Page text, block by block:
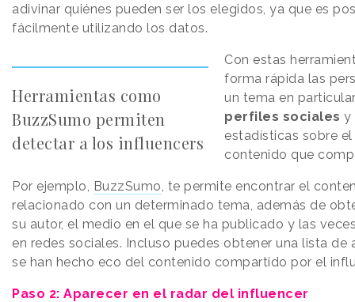
adivinar quiénes pueden ser los elegidos, ya que es
fácilmente utilizando los datos.
Herramientas como
BuzzSumo permiten
detectar a los influencers
Con estas
forma rápida las
un tema en
perfiles sociales y
estadísticas sobre
contenido que
Por ejemplo, BuzzSumo , te permite encontrar el
relacionado con un determinado tema, además de
su autor, el medio en el que se ha publicado y las
en redes sociales. Incluso puedes obtener una lista de
se han hecho eco del contenido compartido por el
Paso 2: Aparecer en el radar del influencer